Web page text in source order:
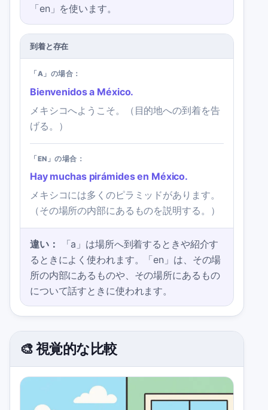
「en」を使います。
到着と存在
「A」の場合：
Bienvenidos a México.
メキシコへようこそ。（目的地への到着を告
げる。）
「EN」の場合：
Hay muchas pirámides en México.
メキシコには多くのピラミッドがあります。
（その場所の内部にあるものを説明する。）
違い：
「a」は場所へ到着するときや紹介す
るときによく使われます。「en」は、その場
所の内部にあるものや、その場所にあるもの
について話すときに使われます。
🎨 視覚的な比較